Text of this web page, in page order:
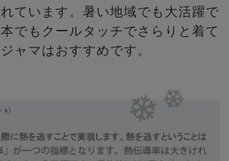
ています。暑い地域でも大活躍で
でもクールタッチでさらりと着て
ャマはおすすめです。